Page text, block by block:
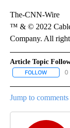
The-CNN-Wire
™ & © 2022
Company. All
Article Topic
FOLLOW 0
Jump to comments